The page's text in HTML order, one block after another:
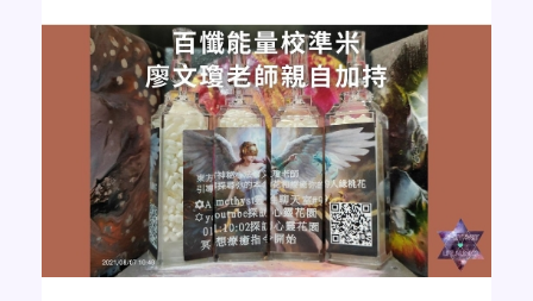
百
法，
用